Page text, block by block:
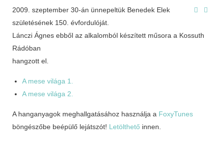
2009. szeptember 30-án ünnepeltük Benedek Elek
születésének 150. évfordulóját.
Lánczi Ágnes ebből az alkalomból készített műsora a Kossuth
Rádóban
hangzott el.
A mese világa 1.
A mese világa 2.
A hanganyagok meghallgatásához használja a FoxyTunes
böngészőbe beépülő lejátszót! Letölthető innen.